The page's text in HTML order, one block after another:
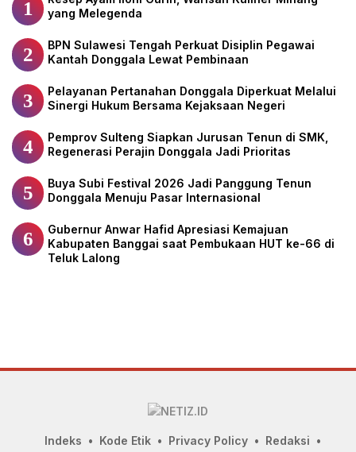
1
yang Melegenda
2
BPN Sulawesi Tengah Perkuat Disiplin Pegawai
Kantah Donggala Lewat Pembinaan
3
Pelayanan Pertanahan Donggala Diperkuat Melalui
Sinergi Hukum Bersama Kejaksaan Negeri
4
Pemprov Sulteng Siapkan Jurusan Tenun di SMK,
Regenerasi Perajin Donggala Jadi Prioritas
5
Buya Subi Festival 2026 Jadi Panggung Tenun
Donggala Menuju Pasar Internasional
6
Gubernur Anwar Hafid Apresiasi Kemajuan
Kabupaten Banggai saat Pembukaan HUT ke-66 di
Teluk Lalong
Indeks Kode Etik Privacy Policy
Redaksi